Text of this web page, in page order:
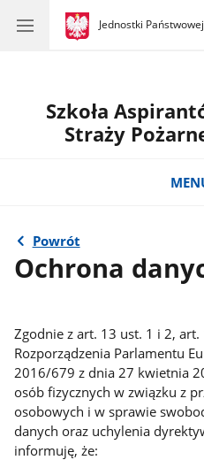
gov.pl
Jednostki
gov.pl
Jednostki
Szkoła
Straży
Powrót
Ochrona
Zgodnie z art. 13 ust. 1 i 2,
Rozporządzenia Parlamentu
2016/679 z dnia 27 kwietnia
osób fizycznych w związku z
osobowych i w sprawie
danych oraz uchylenia
informuję, że: